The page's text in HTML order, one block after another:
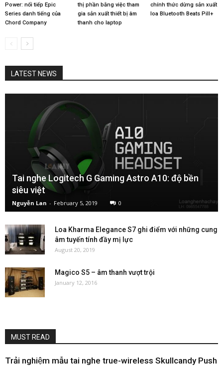
Power: nối tiếp Epic
Series danh tiếng của
Chord Company
thị phần bằng việc tham
gia sản xuất thiết bị âm
thanh cho laptop
chính thức dừng sản xuất
loa Bluetooth Beats Pill+
LATEST NEWS
Tai nghe Logitech G Gaming Astro A10: độ bền
siêu việt
Nguyễn Lan - February 5, 2019 0
Loa Kharma Elegance S7 ghi điểm với những cung
âm tuyến tính đầy mị lực
August 20, 2019
Magico S5 – âm thanh vượt trội
January 12, 2016
MUST READ
Trải nghiệm mẫu tai nghe true-wireless Skullcandy Push